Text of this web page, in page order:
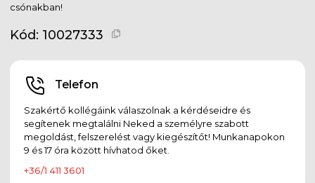
csónakban!
Kód: 10027333
Telefon
Szakértő kollégáink válaszolnak a kérdéseidre és
segítenek megtalálni Neked a személyre szabott
megoldást, felszerelést vagy kiegészítőt! Munkanapokon
9 és 17 óra között hívhatod őket.
+36/1 411 3601